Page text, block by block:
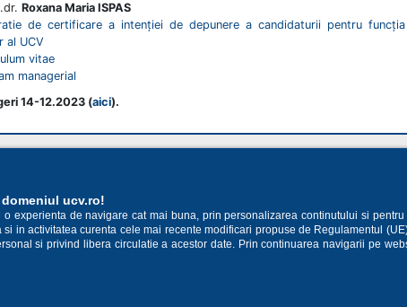
Roxana Maria ISPAS
de certificare a intenției de depunere a candidaturii pentru
al UCV
vitae
managerial
14-12.2023 (aici).
ucv.ro!
experienta de navigare cat mai buna, prin personalizarea continutului si
in activitatea curenta cele mai recente modificari propuse de Regulamentul
si privind libera circulatie a acestor date. Prin continuarea navigarii pe